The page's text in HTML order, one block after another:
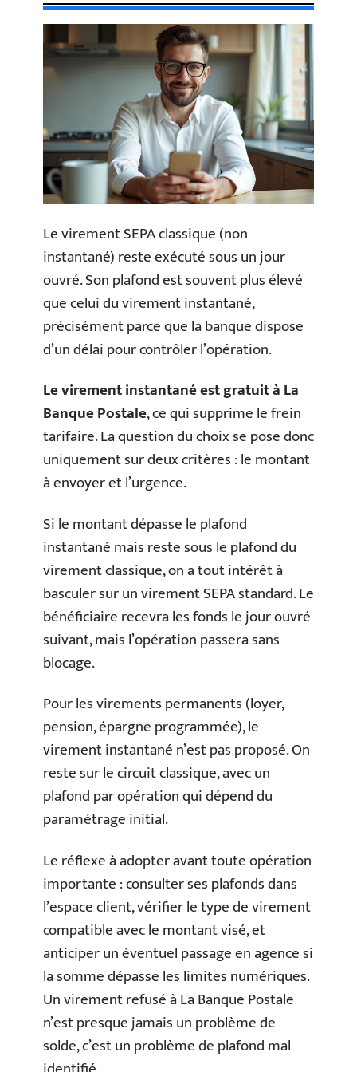
Le virement SEPA classique (non
instantané) reste exécuté sous un jour
ouvré. Son plafond est souvent plus élevé
que celui du virement instantané,
précisément parce que la banque dispose
d’un délai pour contrôler l’opération.
Le virement instantané est gratuit à La
Banque Postale, ce qui supprime le frein
tarifaire. La question du choix se pose donc
uniquement sur deux critères : le montant
à envoyer et l’urgence.
Si le montant dépasse le plafond
instantané mais reste sous le plafond du
virement classique, on a tout intérêt à
basculer sur un virement SEPA standard. Le
bénéficiaire recevra les fonds le jour ouvré
suivant, mais l’opération passera sans
blocage.
Pour les virements permanents (loyer,
pension, épargne programmée), le
virement instantané n’est pas proposé. On
reste sur le circuit classique, avec un
plafond par opération qui dépend du
paramétrage initial.
Le réflexe à adopter avant toute opération
importante : consulter ses plafonds dans
l’espace client, vérifier le type de virement
compatible avec le montant visé, et
anticiper un éventuel passage en agence si
la somme dépasse les limites numériques.
Un virement refusé à La Banque Postale
n’est presque jamais un problème de
solde, c’est un problème de plafond mal